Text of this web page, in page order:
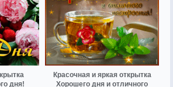
дня!
Красочная и яркая открытка
Хорошего дня и отличного